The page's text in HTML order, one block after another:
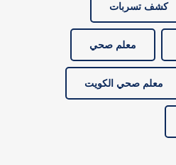
كشف تسربات
معلم صحي
معلم صحي الكويت